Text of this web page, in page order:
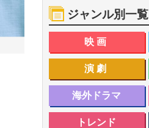
ジャンル別一覧
映画
演劇
海外ドラマ
トレンド